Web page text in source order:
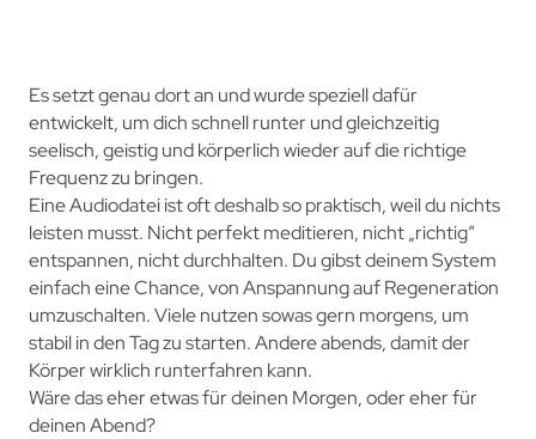
Es setzt genau dort an und wurde speziell dafür
entwickelt, um dich schnell runter und gleichzeitig
seelisch, geistig und körperlich wieder auf die richtige
Frequenz zu bringen.
Eine Audiodatei ist oft deshalb so praktisch, weil du nichts
leisten musst. Nicht perfekt meditieren, nicht „richtig“
entspannen, nicht durchhalten. Du gibst deinem System
einfach eine Chance, von Anspannung auf Regeneration
umzuschalten. Viele nutzen sowas gern morgens, um
stabil in den Tag zu starten. Andere abends, damit der
Körper wirklich runterfahren kann.
Wäre das eher etwas für deinen Morgen, oder eher für
deinen Abend?